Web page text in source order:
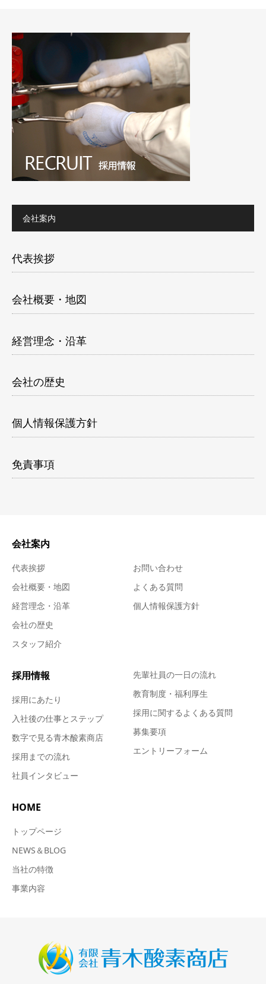
会社案内
代表挨拶
会社概要・地図
経営理念・沿革
会社の歴史
個人情報保護方針
免責事項
会社案内
代表挨拶
会社概要・地図
経営理念・沿革
会社の歴史
スタッフ紹介
お問い合わせ
よくある質問
個人情報保護方針
採用情報
採用にあたり
入社後の仕事とステップ
数字で見る青木酸素商店
採用までの流れ
社員インタビュー
先輩社員の一日の流れ
教育制度・福利厚生
採用に関するよくある質問
募集要項
エントリーフォーム
HOME
トップページ
NEWS＆BLOG
当社の特徴
事業内容